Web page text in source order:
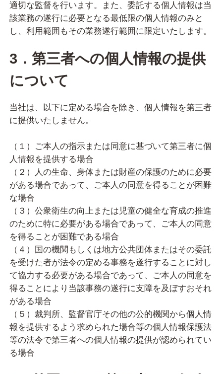
適切な監督を行います。また、委託する個人情報は当
該業務の遂行に必要となる最低限の個人情報のみと
し、利用範囲もその業務遂行範囲に限定いたします。
3．第三者への個人情報の提供
について
当社は、以下に定める場合を除き、個人情報を第三者
に提供いたしません。
（１）ご本人の指示または同意に基づいて第三者に個
人情報を提供する場合
（２）人の生命、身体または財産の保護のために必要
がある場合であって、ご本人の同意を得ることが困難
な場合
（３）公衆衛生の向上または児童の健全な育成の推進
のために特に必要がある場合であって、ご本人の同意
を得ることが困難である場合
（４）国の機関もしくは地方公共団体またはその委託
を受けた者が法令の定める事務を遂行することに対し
て協力する必要がある場合であって、ご本人の同意を
得ることにより当該事務の遂行に支障を及ぼすおそれ
がある場合
（５）裁判所、監督官庁その他の公的機関から個人情
報を提供するよう求められた場合等の個人情報保護法
等の法令で第三者への個人情報の提供が認められてい
る場合